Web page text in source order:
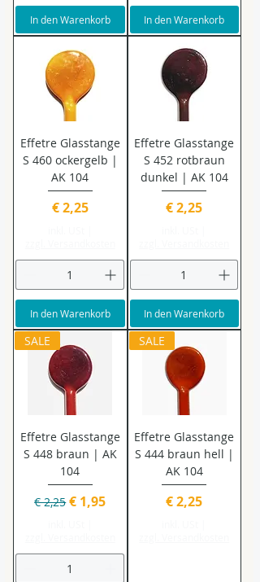
In den Warenkorb In den Warenkorb
Effetre Glasstange
S 460 ockergelb |
AK 104
Preis
€ 2,25
In den Warenkorb
Effetre Glasstange
S 452 rotbraun
dunkel | AK 104
Preis
€ 2,25
In den Warenkorb
SALE
Effetre Glasstange
S 448 braun | AK
104
Standardpreis
€ 2,25Sale-Preis
€ 1,95
SALE
Effetre Glasstange
S 444 braun hell |
AK 104
Preis
€ 2,25